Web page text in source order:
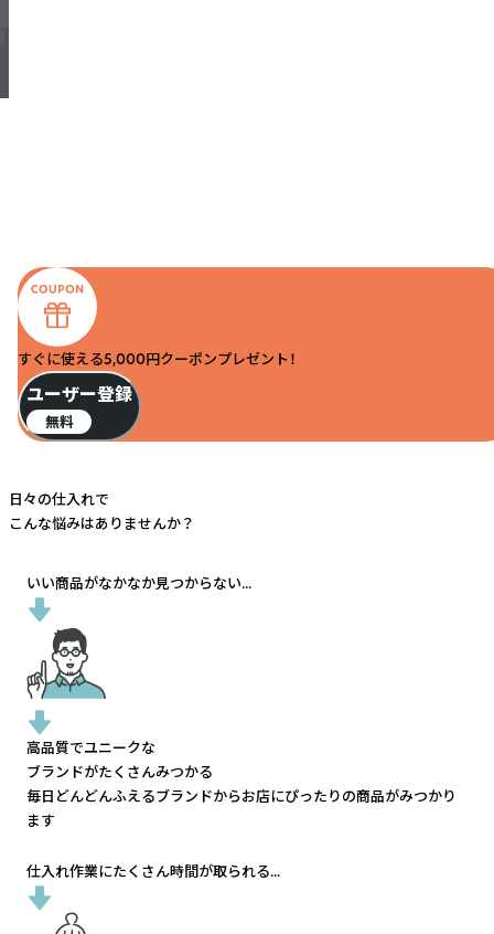
すぐに使える5,000円クーポンプレゼント！
ユーザー登録
無料
日々の仕入れで
こんな悩みはありませんか？
いい商品がなかなか見つからない...
高品質でユニークな
ブランドがたくさんみつかる
毎日どんどんふえるブランドからお店にぴったりの商品がみつかり
ます
仕入れ作業にたくさん時間が取られる...